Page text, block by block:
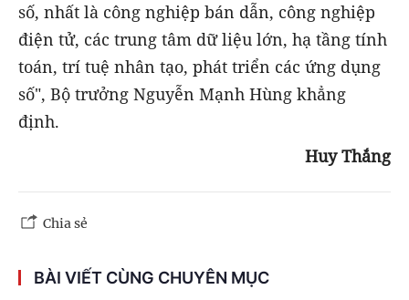
số, nhất là công nghiệp bán dẫn, công nghiệp
điện tử, các trung tâm dữ liệu lớn, hạ tầng tính
toán, trí tuệ nhân tạo, phát triển các ứng dụng
số", Bộ trưởng Nguyễn Mạnh Hùng khẳng
định.
HuyThắng
Chia sẻ
BÀI VIẾT CÙNG CHUYÊN MỤC